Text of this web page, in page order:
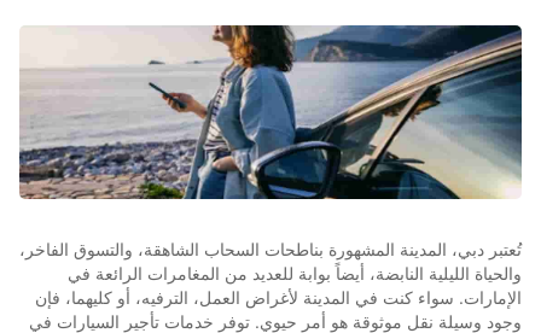
تُعتبر دبي، المدينة المشهورة بناطحات السحاب الشاهقة، والتسوق الفاخر،
والحياة الليلية النابضة، أيضاً بوابة للعديد من المغامرات الرائعة في
الإمارات. سواء كنت في المدينة لأغراض العمل، الترفيه، أو كليهما، فإن
وجود وسيلة نقل موثوقة هو أمر حيوي. توفر خدمات تأجير السيارات في